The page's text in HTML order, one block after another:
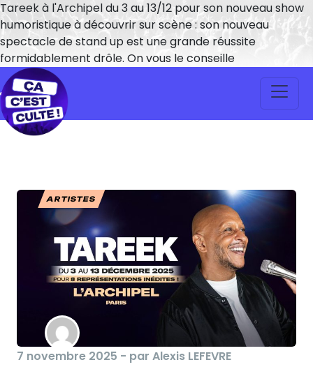
Tareek à l'Archipel du 3 au 13/12 pour son nouveau show
humoristique à découvrir sur scène : son nouveau
spectacle de stand up est une grande réussite
formidablement drôle. On vous le conseille
ARTISTES
7 novembre 2025 - par Alexis LEFEVRE